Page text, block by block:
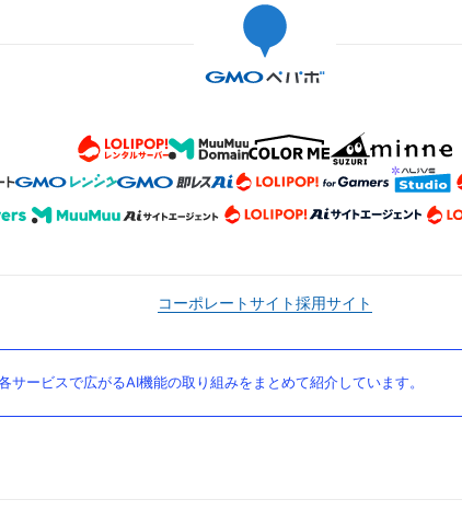
コーポレートサイト採用サイト
ービスで広がるAI機能の取り組みをまとめて紹介しています。